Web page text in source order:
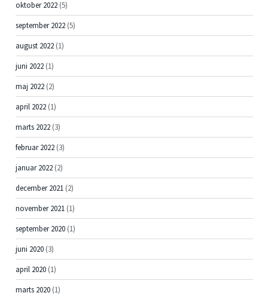
oktober 2022 (5)
september 2022 (5)
august 2022 (1)
juni 2022 (1)
maj 2022 (2)
april 2022 (1)
marts 2022 (3)
februar 2022 (3)
januar 2022 (2)
december 2021 (2)
november 2021 (1)
september 2020 (1)
juni 2020 (3)
april 2020 (1)
marts 2020 (1)